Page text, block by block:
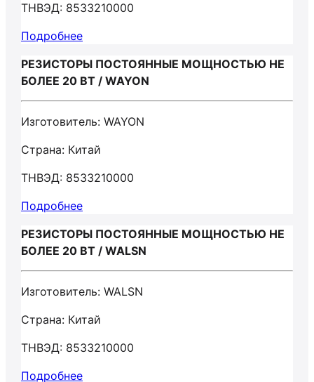
ТНВЭД: 8533210000
Подробнее
РЕЗИСТОРЫ ПОСТОЯННЫЕ МОЩНОСТЬЮ НЕ
БОЛЕЕ 20 ВТ / WAYON
Изготовитель: WAYON
Страна: Китай
ТНВЭД: 8533210000
Подробнее
РЕЗИСТОРЫ ПОСТОЯННЫЕ МОЩНОСТЬЮ НЕ
БОЛЕЕ 20 ВТ / WALSN
Изготовитель: WALSN
Страна: Китай
ТНВЭД: 8533210000
Подробнее